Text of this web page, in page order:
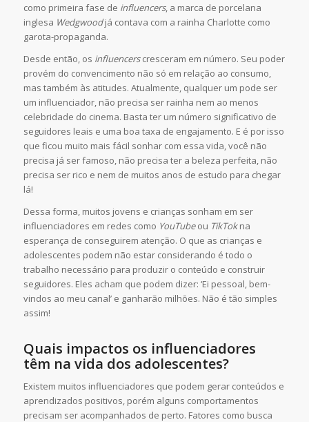
como primeira fase de influencers, a marca de porcelana
inglesa Wedgwoodjá contava com a rainha Charlotte como
garota-propaganda.
Desde então, os influencerscresceram em número. Seu poder
provém do convencimento não só em relação ao consumo,
mas também às atitudes. Atualmente, qualquer um pode ser
um influenciador, não precisa ser rainha nem ao menos
celebridade do cinema. Basta ter um número significativo de
seguidores leais e uma boa taxa de engajamento. E é por isso
que ficou muito mais fácil sonhar com essa vida, você não
precisa já ser famoso, não precisa ter a beleza perfeita, não
precisa ser rico e nem de muitos anos de estudo para chegar
lá!
Dessa forma, muitos jovens e crianças sonham em ser
influenciadores em redes como YouTubeou TikTokna
esperança de conseguirem atenção. O que as crianças e
adolescentes podem não estar considerando é todo o
trabalho necessário para produzir o conteúdo e construir
seguidores. Eles acham que podem dizer: ‘Ei pessoal, bem-
vindos ao meu canal’ e ganharão milhões. Não é tão simples
assim!
Quais impactos os influenciadores
têm na vida dos adolescentes?
Existem muitos influenciadores que podem gerar conteúdos e
aprendizados positivos, porém alguns comportamentos
precisam ser acompanhados de perto. Fatores como busca